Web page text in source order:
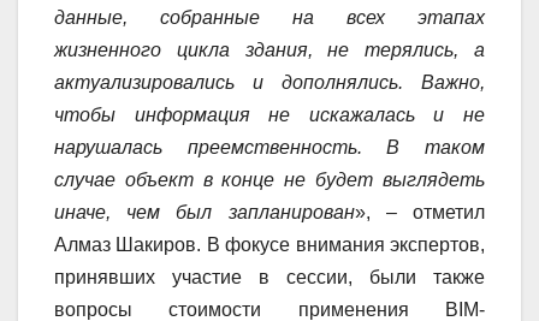
данные, собранные на всех этапах
жизненного цикла здания, не терялись, а
актуализировались и дополнялись. Важно,
чтобы информация не искажалась и не
нарушалась преемственность. В таком
случае объект в конце не будет выглядеть
иначе, чем был запланирован», – отметил
Алмаз Шакиров. В фокусе внимания экспертов,
принявших участие в сессии, были также
вопросы стоимости применения BIM-